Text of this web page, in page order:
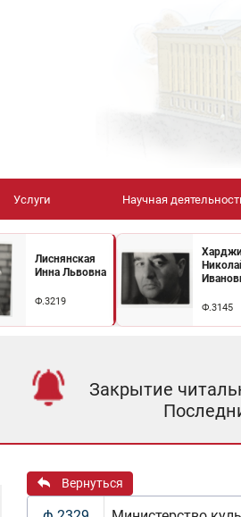
Услуги Научная
Лиснянская
Инна Львовна
Ф.3219
Ф.3145
Закрытие
Вернуться